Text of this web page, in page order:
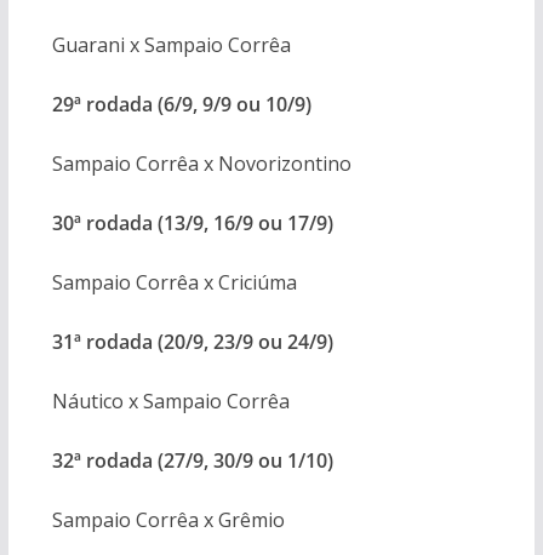
Guarani x Sampaio Corrêa
29ª rodada (6/9, 9/9 ou 10/9)
Sampaio Corrêa x Novorizontino
30ª rodada (13/9, 16/9 ou 17/9)
Sampaio Corrêa x Criciúma
31ª rodada (20/9, 23/9 ou 24/9)
Náutico x Sampaio Corrêa
32ª rodada (27/9, 30/9 ou 1/10)
Sampaio Corrêa x Grêmio